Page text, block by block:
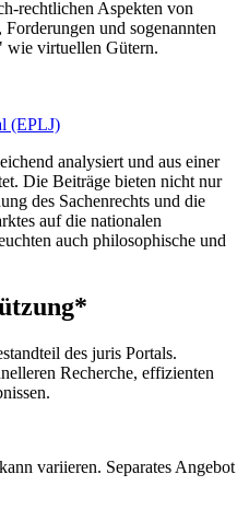
rechtlichen Aspekten von
und sogenannten
wie virtuellen Gütern.
analysiert und aus einer
Die Beiträge bieten nicht nur
des Sachenrechts und die
auf die nationalen
auch philosophische und
des juris Portals.
Recherche, effizienten
variieren. Separates Angebot